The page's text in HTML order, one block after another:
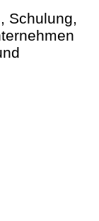
Schulung,